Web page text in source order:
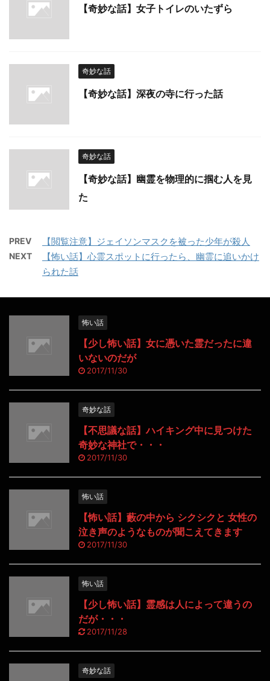
【奇妙な話】女子トイレのいたずら
奇妙な話
【奇妙な話】深夜の寺に行った話
奇妙な話
【奇妙な話】幽霊を物理的に掴む人を見
た
PREV 【閲覧注意】ジェイソンマスクを被った少年が殺人
NEXT
【怖い話】心霊スポットに行ったら、幽霊に追いかけ
られた話
怖い話
【少し怖い話】女に憑いた霊だったに違
いないのだが
2017/11/30
奇妙な話
【不思議な話】ハイキング中に見つけた
奇妙な神社で・・・
2017/11/30
怖い話
【怖い話】藪の中から シクシクと 女性の
泣き声のようなものが聞こえてきます
2017/11/30
怖い話
【少し怖い話】霊感は人によって違うの
だが・・・
2017/11/28
奇妙な話